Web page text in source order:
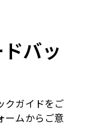
バッ
クガイドをご
ームからご意